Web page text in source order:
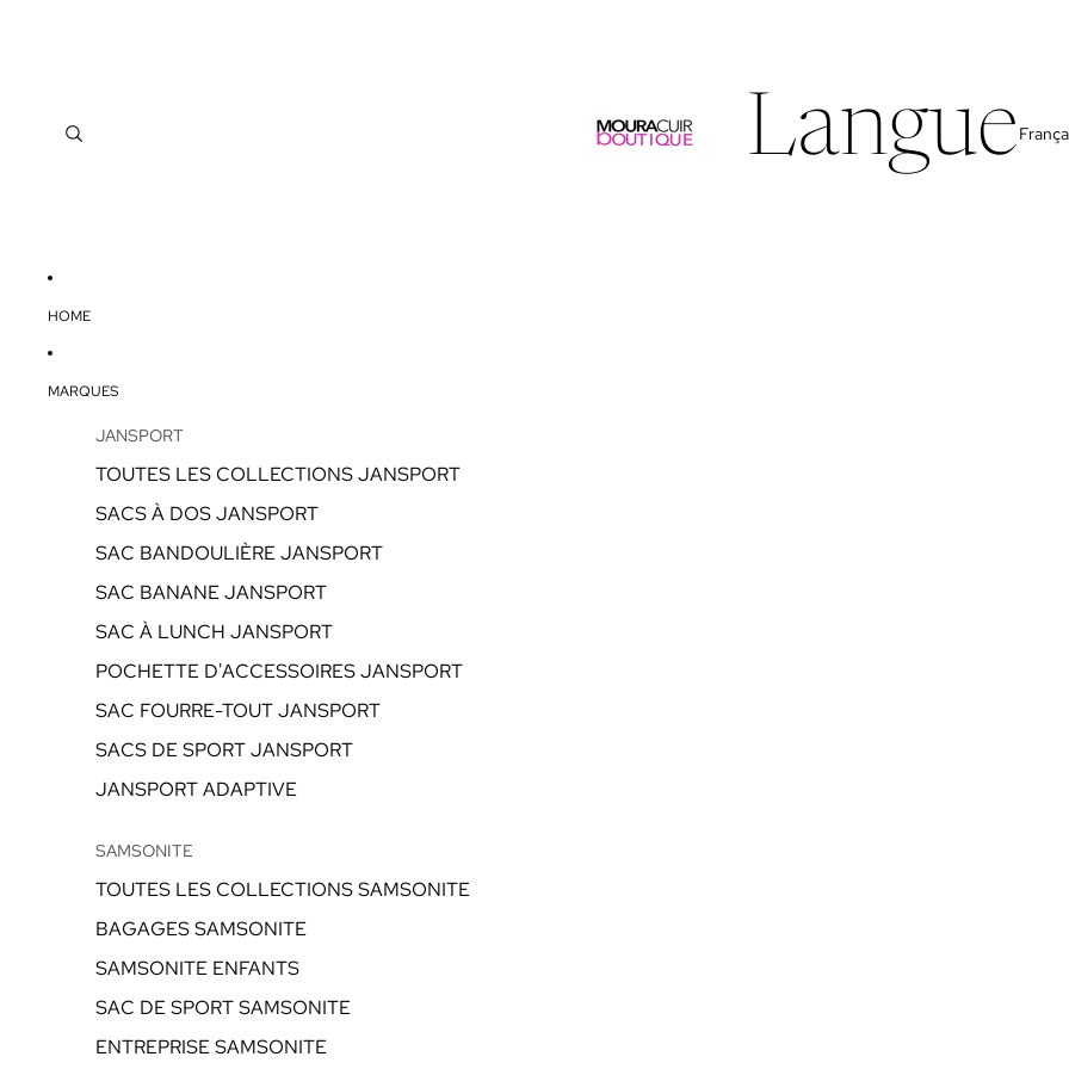
Langue
HOME
MARQUES
JANSPORT
TOUTES LES COLLECTIONS JANSPORT
SACS À DOS JANSPORT
SAC BANDOULIÈRE JANSPORT
SAC BANANE JANSPORT
SAC À LUNCH JANSPORT
POCHETTE D'ACCESSOIRES JANSPORT
SAC FOURRE-TOUT JANSPORT
SACS DE SPORT JANSPORT
JANSPORT ADAPTIVE
SAMSONITE
TOUTES LES COLLECTIONS SAMSONITE
BAGAGES SAMSONITE
SAMSONITE ENFANTS
SAC DE SPORT SAMSONITE
ENTREPRISE SAMSONITE